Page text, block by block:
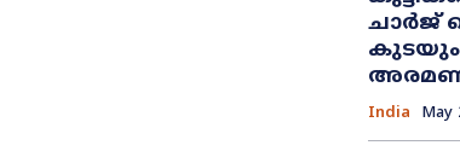
ചാർജ്
കുടയും
India May